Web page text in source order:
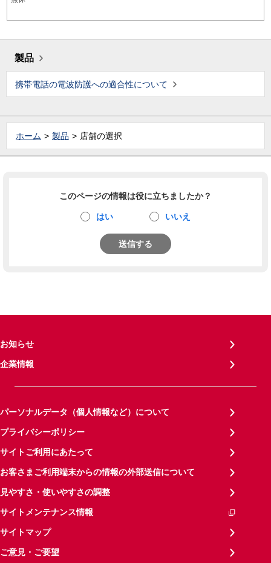
製品
携帯電話の電波防護への適合性について
ホーム 製品 店舗の選択
このページの情報は役に立ちましたか？
はい いいえ
送信する
お知らせ
企業情報
パーソナルデータ（個人情報など）について
プライバシーポリシー
サイトご利用にあたって
お客さまご利用端末からの情報の外部送信について
見やすさ・使いやすさの調整
サイトメンテナンス情報
サイトマップ
ご意見・ご要望